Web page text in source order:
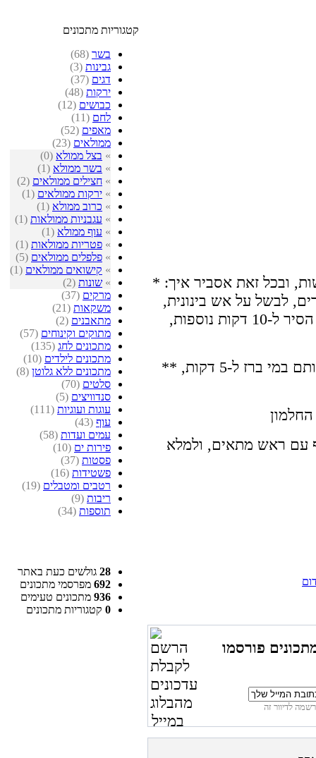
קטגוריות מתכונים
בשר (68)
גבינות (3)
דגים (37)
ירקות (48)
כבושים (12)
לחם (11)
מאפים (52)
ממולאים (23)
» בצל ממולא (0)
» בשר ממולא (1)
» חצילים ממולאים (2)
» ירקות ממולאים (1)
» כרוב ממולא (1)
» עגבניות ממולאות (1)
» עוף ממולא (1)
» פטריות ממולאות (1)
» פלפלים ממולאים (5)
» קישואים ממולאים (1)
» שונות (2)
מרקים (37)
משקאות (21)
מתאבנים (2)
מתוקים וקינוחים (57)
מתכונים לחג (135)
מתכונים לילדים (10)
מתכונים ללא גלוטן (8)
סלטים (70)
סנדוויצים (5)
עוגות ועוגיות (111)
עוף (43)
עמים ועדות (58)
פירות ים (10)
פסטות (37)
פשטידות (16)
רטבים ומטבלים (19)
ריבות (9)
תוספות (34)
28 גולשים כעת באתר
692 מפרסמי מתכונים
936 מתכונים טעימים
0 קטגוריות מתכונים
* אומנם לא קשה כל כל לבשל ביצים קשות, ובכל זאת אסביר איך:
לבשל על אש בינונית,
ולהביא לרתיחה. להוריד מהגז, ולכסות הסיר ל-10 דקות נוספות,
** להוציא מהאריזה את האנשובי, ולהשרותם במי ברז ל-5 דקות,
עם ראש מתאים, ולמלא
פורסמו